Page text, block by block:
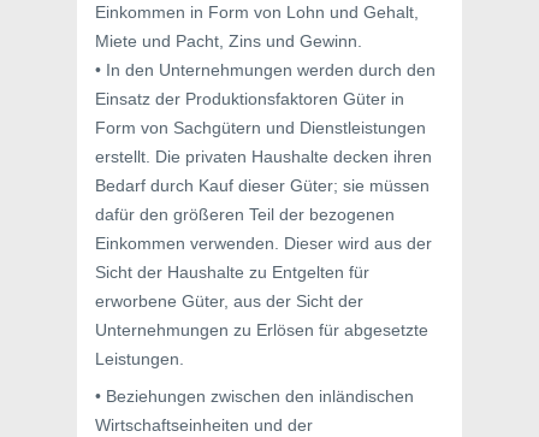
Einkommen in Form von Lohn und Gehalt,
Miete und Pacht, Zins und Gewinn.
• In den Unternehmungen werden durch den
Einsatz der Produktionsfaktoren Güter in
Form von Sachgütern und Dienstleistungen
erstellt. Die privaten Haushalte decken ihren
Bedarf durch Kauf dieser Güter; sie müssen
dafür den größeren Teil der bezogenen
Einkommen verwenden. Dieser wird aus der
Sicht der Haushalte zu Entgelten für
erworbene Güter, aus der Sicht der
Unternehmungen zu Erlösen für abgesetzte
Leistungen.
• Beziehungen zwischen den inländischen
Wirtschaftseinheiten und der